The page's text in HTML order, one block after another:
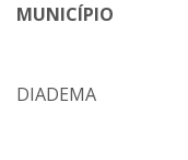
MUNICÍPIO
DIADEMA